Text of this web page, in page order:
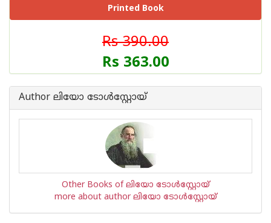
Printed Book
Rs 390.00
Rs 363.00
Author ലിയോ ടോള്‍സ്റ്റോയ്
Other Books of ലിയോ ടോള്‍സ്റ്റോയ്
more about author ലിയോ ടോള്‍സ്റ്റോയ്